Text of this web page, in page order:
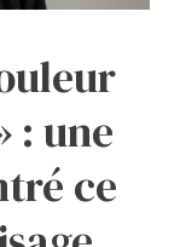
: une
ce